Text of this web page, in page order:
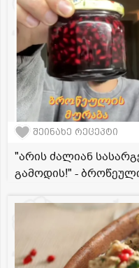
შეინახე რეცეპტი
"არის ძალიან
გამოდის!" -